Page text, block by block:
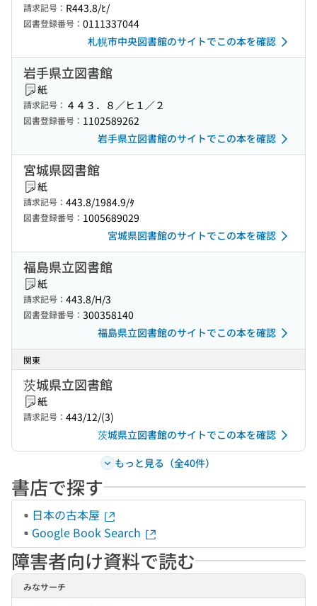
請求記号： R443.8/ﾋ/
図書登録番号： 0111337044
札幌市中央図書館のサイトでこの本を確認
岩手県立図書館
紙
請求記号： ４４３．８／ヒ１／２
図書登録番号： 1102589262
岩手県立図書館のサイトでこの本を確認
宮城県図書館
紙
請求記号： 443.8/1984.9/ﾀ
図書登録番号： 1005689029
宮城県図書館のサイトでこの本を確認
福島県立図書館
紙
請求記号： 443.8/H/3
図書登録番号： 300358140
福島県立図書館のサイトでこの本を確認
関東
茨城県立図書館
紙
請求記号： 443/12/(3)
茨城県立図書館のサイトでこの本を確認
もっと見る（全40件）
書店で探す
日本の古本屋
Google Book Search
障害者向け資料で読む
みなサーチ